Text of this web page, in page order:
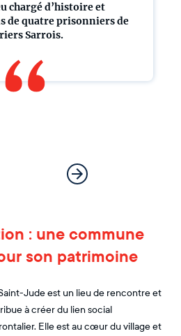
chargé d’histoire et
de quatre prisonniers de
Sarrois.
: une commune
son patrimoine
Jude est un lieu de rencontre et
à créer du lien social
Elle est au cœur du village et